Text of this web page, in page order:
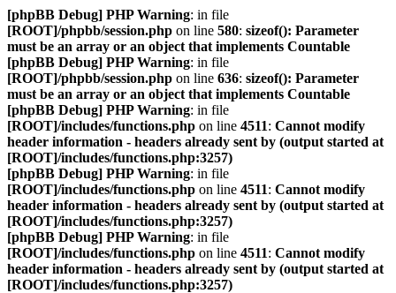
[phpBB Debug] PHP Warning: in file
[ROOT]/phpbb/session.php on line 580: sizeof(): Parameter
must be an array or an object that implements Countable
[phpBB Debug] PHP Warning: in file
[ROOT]/phpbb/session.php on line 636: sizeof(): Parameter
must be an array or an object that implements Countable
[phpBB Debug] PHP Warning: in file
[ROOT]/includes/functions.php on line 4511: Cannot modify
header information - headers already sent by (output started at
[ROOT]/includes/functions.php:3257)
[phpBB Debug] PHP Warning: in file
[ROOT]/includes/functions.php on line 4511: Cannot modify
header information - headers already sent by (output started at
[ROOT]/includes/functions.php:3257)
[phpBB Debug] PHP Warning: in file
[ROOT]/includes/functions.php on line 4511: Cannot modify
header information - headers already sent by (output started at
[ROOT]/includes/functions.php:3257)